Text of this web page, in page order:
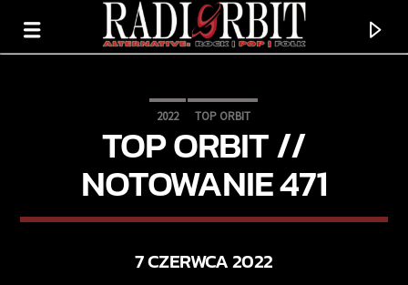
2022 TOP ORBIT
TOP ORBIT //
NOTOWANIE 471
7 CZERWCA 2022